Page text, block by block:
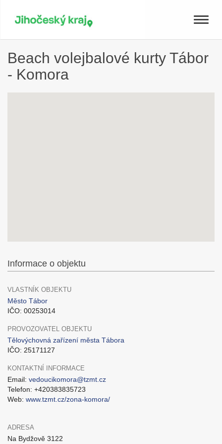
Toggle
Beach volejbalové kurty Tábor
- Komora
Informace o objektu
VLASTNÍK OBJEKTU
Město Tábor
IČO: 00253014
PROVOZOVATEL OBJEKTU
Tělovýchovná zařízení města Tábora
IČO: 25171127
KONTAKTNÍ INFORMACE
Email: vedoucikomora@tzmt.cz
Telefon: +420383835723
Web: www.tzmt.cz/zona-komora/
ADRESA
Na Bydžově 3122